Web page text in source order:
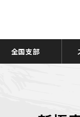
全国支部